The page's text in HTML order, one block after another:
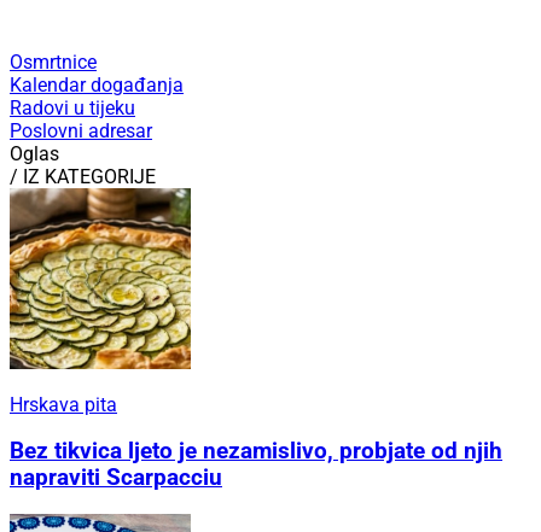
Osmrtnice
Kalendar događanja
Radovi u tijeku
Poslovni adresar
Oglas
/ IZ KATEGORIJE
Hrskava pita
Bez tikvica ljeto je nezamislivo, probjate od njih
napraviti Scarpacciu